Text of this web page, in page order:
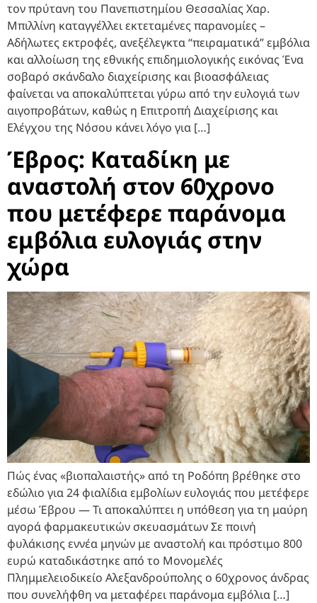
τον πρύτανη του Πανεπιστημίου Θεσσαλίας Χαρ.
Μπιλλίνη καταγγέλλει εκτεταμένες παρανομίες –
Αδήλωτες εκτροφές, ανεξέλεγκτα “πειραματικά” εμβόλια
και αλλοίωση της εθνικής επιδημιολογικής εικόνας Ένα
σοβαρό σκάνδαλο διαχείρισης και βιοασφάλειας
φαίνεται να αποκαλύπτεται γύρω από την ευλογιά των
αιγοπροβάτων, καθώς η Επιτροπή Διαχείρισης και
Ελέγχου της Νόσου κάνει λόγο για […]
Έβρος: Καταδίκη με
αναστολή στον 60χρονο
που μετέφερε παράνομα
εμβόλια ευλογιάς στην
χώρα
Πώς ένας «βιοπαλαιστής» από τη Ροδόπη βρέθηκε στο
εδώλιο για 24 φιαλίδια εμβολίων ευλογιάς που μετέφερε
μέσω Έβρου — Τι αποκαλύπτει η υπόθεση για τη μαύρη
αγορά φαρμακευτικών σκευασμάτων Σε ποινή
φυλάκισης εννέα μηνών με αναστολή και πρόστιμο 800
ευρώ καταδικάστηκε από το Μονομελές
Πλημμελειοδικείο Αλεξανδρούπολης ο 60χρονος άνδρας
που συνελήφθη να μεταφέρει παράνομα εμβόλια […]